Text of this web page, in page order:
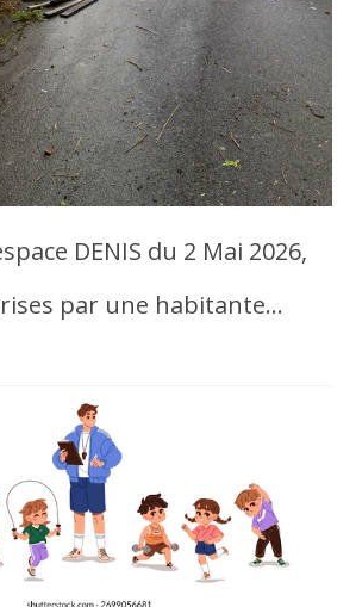
DENIS du 2 Mai 2026,
par une habitante…